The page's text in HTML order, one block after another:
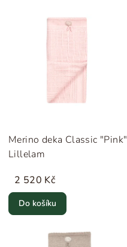
Merino deka Classic "Pink"
Lillelam
2 520 Kč
Do košíku